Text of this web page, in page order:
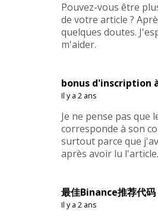
Pouvez-vous être
de votre article ?
quelques doutes.
m'aider.
bonus d'inscription
Il y a 2 ans
Je ne pense pas que
corresponde à son
surtout parce que
après avoir lu l'article.
最佳Binance推荐代码
Il y a 2 ans